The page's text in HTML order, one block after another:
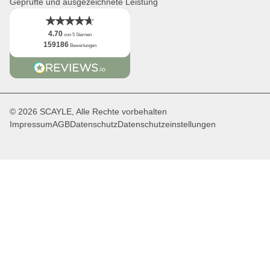
4.70 von 5 Sternen
159186 Bewertungen
© 2026 SCAYLE, Alle Rechte vorbehalten
ImpressumAGBDatenschutzDatenschutzeinstellungen